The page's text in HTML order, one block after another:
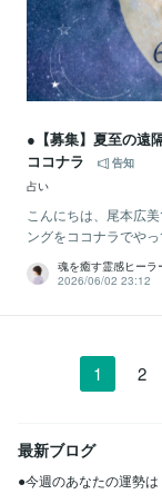
●【募集】夏至の遠
ココナラ
告知
占い
こんにちは、尾本広
ングをココナラでや
魂を癒す霊感ヒーラ
2026/06/02 23:12
1 2
最新ブログ
●今週のあなたの運勢